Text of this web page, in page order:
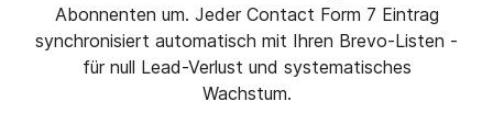
Abonnenten um. Jeder Contact Form 7 Eintrag
synchronisiert automatisch mit Ihren Brevo-Listen -
für null Lead-Verlust und systematisches
Wachstum.